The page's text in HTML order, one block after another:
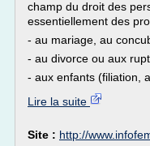
champ du droit des
essentiellement des
- au mariage, au
- au divorce ou aux
- aux enfants (filiation,
Lire la suite
Site : http://